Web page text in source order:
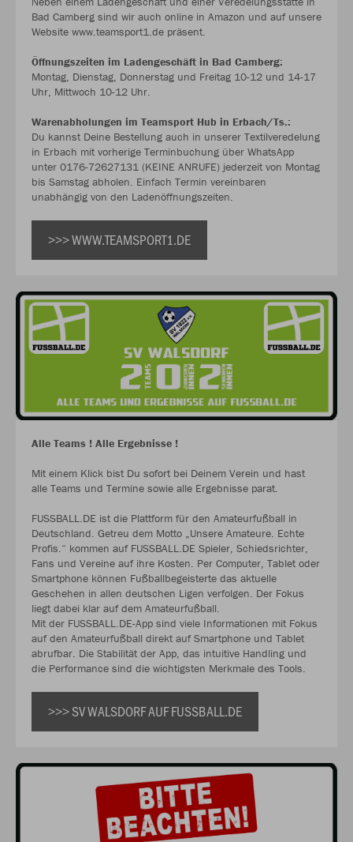
Bad Camberg sind wir auch online in Amazon und auf unsere
Website www.teamsport1.de präsent.
Öffnungszeiten im Ladengeschäft in Bad Camberg:
Montag, Dienstag, Donnerstag und Freitag 10-12 und 14-17
Uhr, Mittwoch 10-12 Uhr.
Warenabholungen im Teamsport Hub in Erbach/Ts.:
Du kannst Deine Bestellung auch in unserer Textilveredelung
in Erbach mit vorherige Terminbuchung über WhatsApp
unter 0176-72627131 (KEINE ANRUFE) jederzeit von Montag
bis Samstag abholen. Einfach Termin vereinbaren
unabhängig von den Ladenöffnungszeiten.
>>> WWW.TEAMSPORT1.DE
Alle Teams ! Alle Ergebnisse !
Mit einem Klick bist Du sofort bei Deinem Verein und hast
alle Teams und Termine sowie alle Ergebnisse parat.
FUSSBALL.DE ist die Plattform für den Amateurfußball in
Deutschland. Getreu dem Motto „Unsere Amateure. Echte
Profis.“ kommen auf FUSSBALL.DE Spieler, Schiedsrichter,
Fans und Vereine auf ihre Kosten. Per Computer, Tablet oder
Smartphone können Fußballbegeisterte das aktuelle
Geschehen in allen deutschen Ligen verfolgen. Der Fokus
liegt dabei klar auf dem Amateurfußball.
Mit der FUSSBALL.DE-App sind viele Informationen mit Fokus
auf den Amateurfußball direkt auf Smartphone und Tablet
abrufbar. Die Stabilität der App, das intuitive Handling und
die Performance sind die wichtigsten Merkmale des Tools.
>>> SV WALSDORF AUF FUSSBALL.DE